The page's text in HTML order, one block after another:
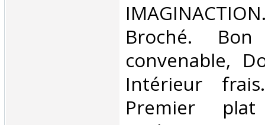
Broché.
convenable,
Intérieur
Premier